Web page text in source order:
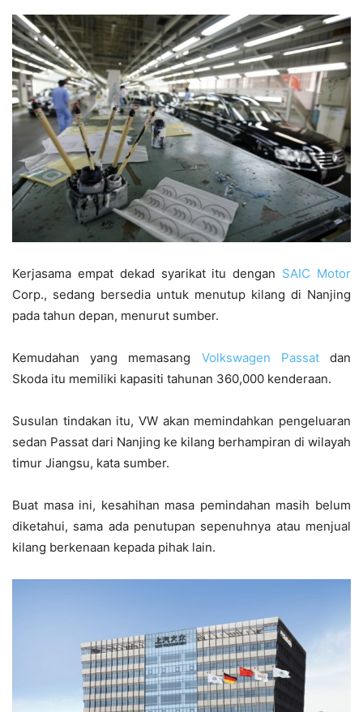
Kerjasama empat dekad syarikat itu dengan SAIC Motor
Corp., sedang bersedia untuk menutup kilang di Nanjing
pada tahun depan, menurut sumber.
Kemudahan yang memasang Volkswagen Passatdan
Skoda itu memiliki kapasiti tahunan 360,000 kenderaan.
Susulan tindakan itu, VW akan memindahkan pengeluaran
sedan Passat dari Nanjing ke kilang berhampiran di wilayah
timur Jiangsu, kata sumber.
Buat masa ini, kesahihan masa pemindahan masih belum
diketahui, sama ada penutupan sepenuhnya atau menjual
kilang berkenaan kepada pihak lain.